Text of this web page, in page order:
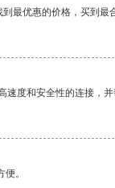
最优惠的价格，买到最
度和安全性的连接，并
。